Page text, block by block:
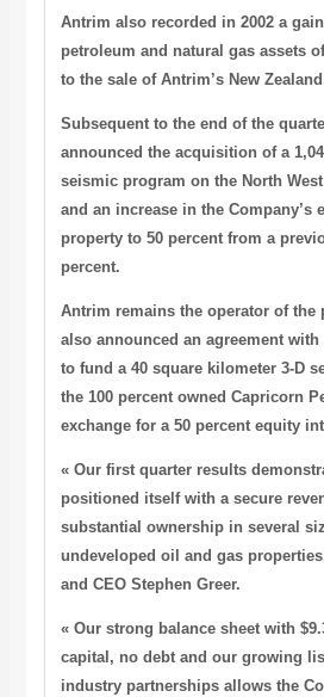
Antrim also recorded in 2002 a
petroleum and natural gas assets
to the sale of Antrim’s New
Subsequent to the end of the
announced the acquisition of a
seismic program on the North
and an increase in the Company’s
property to 50 percent from a
percent.
Antrim remains the operator of the
also announced an agreement
to fund a 40 square kilometer 3-D
the 100 percent owned Capricorn
exchange for a 50 percent equity
« Our first quarter results
positioned itself with a secure
substantial ownership in several
undeveloped oil and gas
and CEO Stephen Greer.
« Our strong balance sheet with
capital, no debt and our growing
industry partnerships allows the